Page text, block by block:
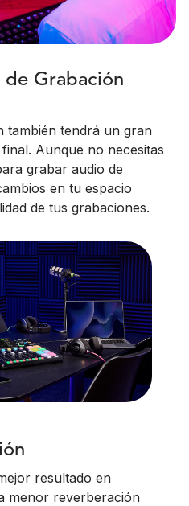
de Grabación
también tendrá un gran
Aunque no necesitas
grabar audio de
en tu espacio
de tus grabaciones.
resultado en
menor reverberación